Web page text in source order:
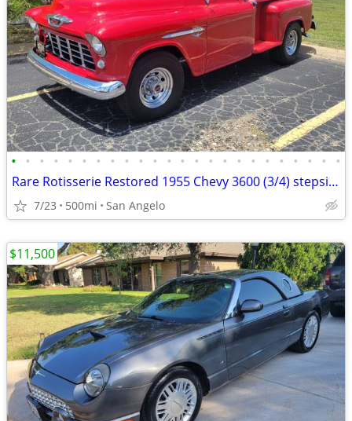
• • • • • • • • • • • • • • • • • • • • • • • •
Rare Rotisserie Restored 1955 Chevy 3600 (3/4) stepside pick up
7/23 500mi San Angelo
$11,500